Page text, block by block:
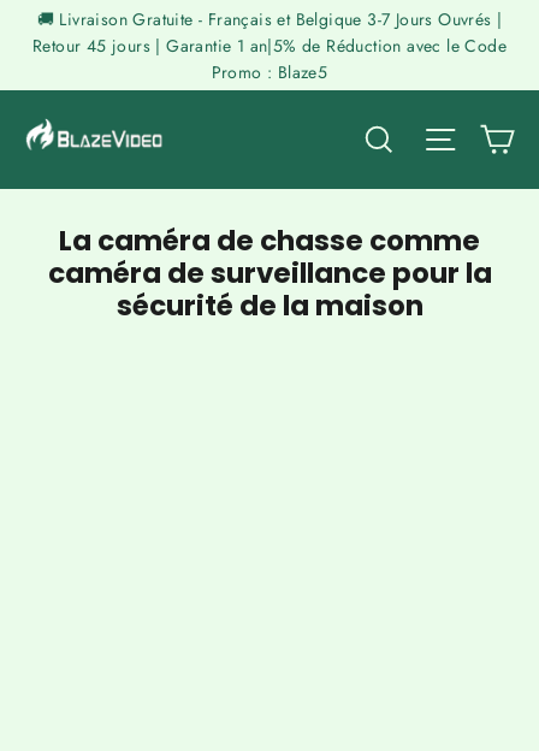
Passer🚚 Livraison Gratuite - Français et Belgique 3-7 Jours Ouvrés |
Retour 45 jours | Garantie 1 an|5% de Réduction avec le Code
Promo : Blaze5
Rechercher
La caméra de chasse comme
caméra de surveillance pour la
sécurité de la maison